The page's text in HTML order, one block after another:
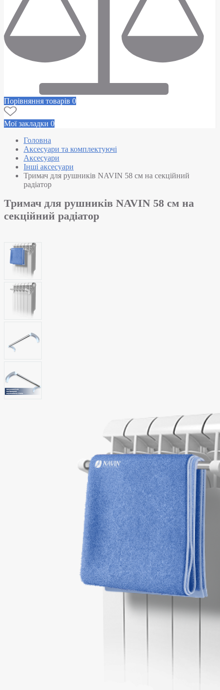
Порівняння товарів 0
Мої закладки 0
Головна
Аксесуари та комплектуючі
Аксесуари
Інші аксесуари
Тримач для рушників NAVIN 58 см на секційний
радіатор
Тримач для рушників NAVIN 58 см на
секційний радіатор